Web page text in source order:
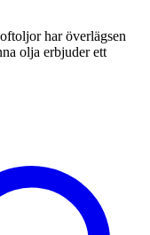
har överlägsen
olja erbjuder ett